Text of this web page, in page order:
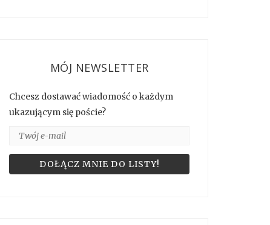
MÓJ NEWSLETTER
Chcesz dostawać wiadomość o każdym
ukazującym się poście?